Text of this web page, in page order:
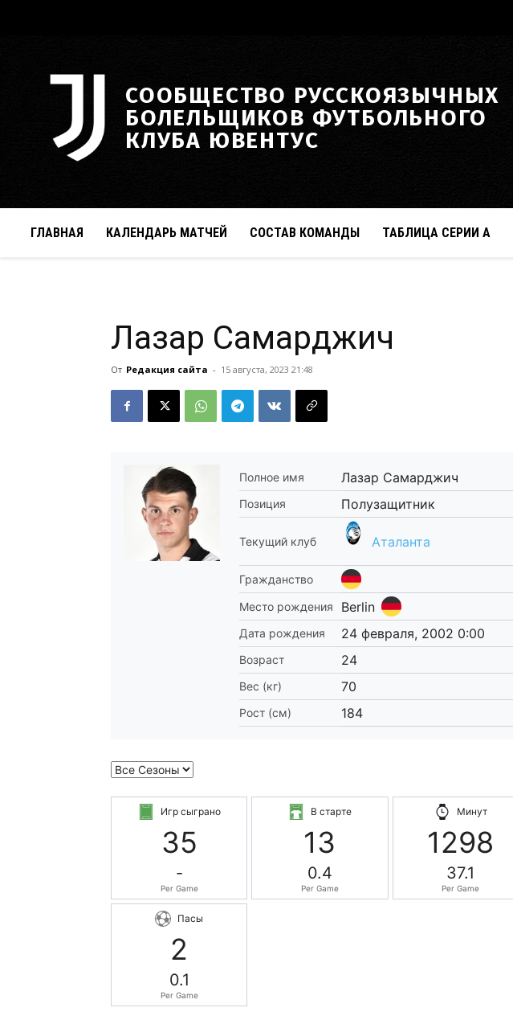
СООБЩЕСТВО РУССКОЯЗЫЧНЫХ
БОЛЕЛЬЩИКОВ ФУТБОЛЬНОГО
КЛУБА ЮВЕНТУС
ГЛАВНАЯ КАЛЕНДАРЬ МАТЧЕЙ СОСТАВ КОМАНДЫ ТАБЛИЦА СЕРИИ А
Лазар Самарджич
От Редакция сайта - 15 августа, 2023 21:48
Полное имя Лазар Самарджич
Позиция Полузащитник
Текущий клуб Аталанта
Гражданство
Место рождения
Berlin
Дата рождения 24 февраля, 2002 0:00
Возраст 24
Вес (кг) 70
Рост (см) 184
Игр сыграно
35
-
Per Game
В старте
13
0.4
Per Game
Минут
1298
37.1
Per Game
Пасы
2
0.1
Per Game